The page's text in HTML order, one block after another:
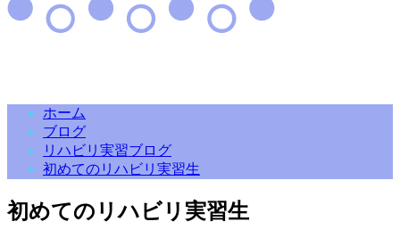
ホーム
ブログ
リハビリ実習ブログ
初めてのリハビリ実習生
初めてのリハビリ実習生